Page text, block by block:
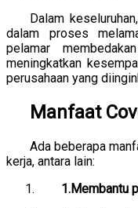
Dalam
dalam proses
pelamar
meningkatkan
perusahaan yang
Manfaat
Ada beberapa
kerja, antara lain:
1.Membantu